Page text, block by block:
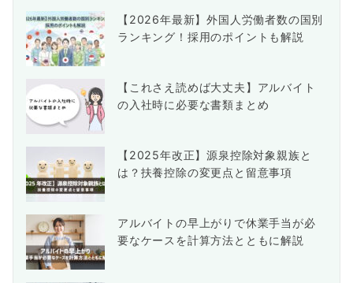
り
【2026年最新】外国人労働者数の国別
ランキング！採用のポイントも解説
【これさえ読めば大丈夫】アルバイト
の入社時に必要な書類まとめ
【2025年改正】源泉控除対象親族と
は？扶養控除の変更点と留意事項
アルバイトの早上がりで休業手当が必
要なケースを計算方法とともに解説